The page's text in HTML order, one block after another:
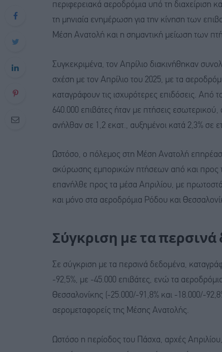
περιφερειακά αεροδρόμια υπό τη διαχείριση
τη μηνιαία ενημέρωση για την κίνηση των
Μέση Ανατολή και η σημαντική μείωση των
Συγκεκριμένα, τον Απρίλιο διακινήθηκαν
σχέση με τον Απρίλιο του 2025, με τα
καταγράφουν τις ισχυρότερες επιδόσεις. Από
640.000 επιβάτες ήταν με πτήσεις
ανήλθαν σε 1,2 εκατ., αυξημένοι κατά 2,3% σε
Ωστόσο, ο πόλεμος στη Μέση Ανατολή
ακύρωσης εμπορικών πτήσεων από και προς
επανήλθε προς τα μέσα Απριλίου, με
και μόνο στα αεροδρόμια Ρόδου και
Σύγκριση με τα
Σε σύγκριση με τα περσινά δεδομένα,
-92,5%, με -45.000 επιβάτες, ενώ τα
Θεσσαλονίκης (-25.000/-91,8% και -18.000/-
αερομεταφορείς της Μέσης Ανατολής.
Ωστόσο η περίοδος του Πάσχα, αρχές